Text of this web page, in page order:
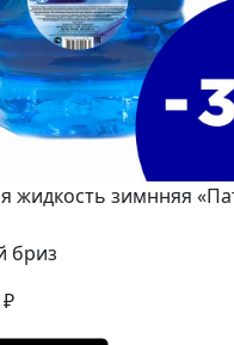
зимнняя
бриз
₽